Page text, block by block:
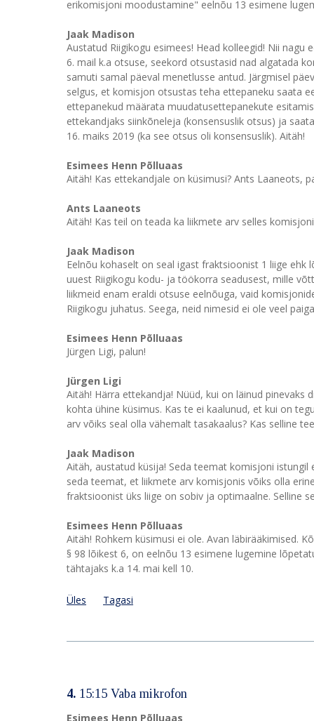
erikomisjoni moodustamine" eelnõu 13 esimene
Jaak Madison
Austatud Riigikogu esimees! Head kolleegid! Nii
6. mail k.a otsuse, seekord otsustasid nad algatada
samuti samal päeval menetlusse antud. Järgmisel
selgus, et komisjon otsustas teha ettepaneku saata
ettepanekud määrata muudatusettepanekute
ettekandjaks siinkõneleja (konsensuslik otsus) ja
16. maiks 2019 (ka see otsus oli konsensuslik). Aitäh!
Esimees Henn Põlluaas
Aitäh! Kas ettekandjale on küsimusi? Ants Laaneots,
Ants Laaneots
Aitäh! Kas teil on teada ka liikmete arv selles
Jaak Madison
Eelnõu kohaselt on seal igast fraktsioonist 1 liige
uuest Riigikogu kodu- ja töökorra seadusest, mille
liikmeid enam eraldi otsuse eelnõuga, vaid
Riigikogu juhatus. Seega, neid nimesid ei ole veel
Esimees Henn Põlluaas
Jürgen Ligi, palun!
Jürgen Ligi
Aitäh! Härra ettekandja! Nüüd, kui on läinud
kohta ühine küsimus. Kas te ei kaalunud, et kui on
arv võiks seal olla vähemalt tasakaalus? Kas selline
Jaak Madison
Aitäh, austatud küsija! Seda teemat komisjoni
seda teemat, et liikmete arv komisjonis võiks olla
fraktsioonist üks liige on sobiv ja optimaalne. Selline
Esimees Henn Põlluaas
Aitäh! Rohkem küsimusi ei ole. Avan läbirääkimised.
§ 98 lõikest 6, on eelnõu 13 esimene lugemine
tähtajaks k.a 14. mai kell 10.
Üles Tagasi
4. 15:15 Vaba mikrofon
Esimees Henn Põlluaas